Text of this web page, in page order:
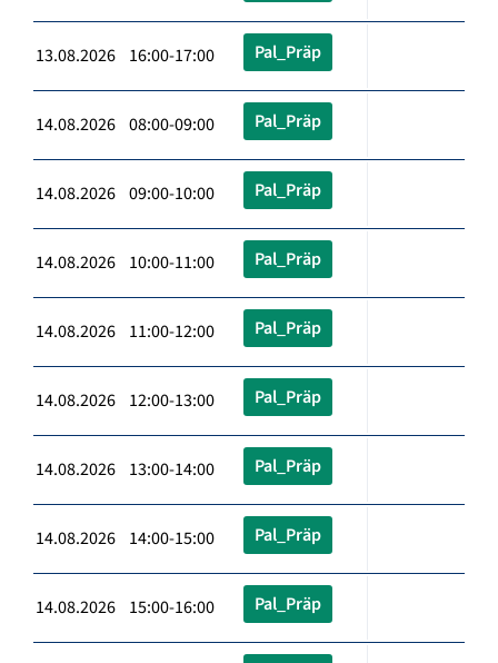
13.08.2026 16:00-17:00 Pal_Präp
14.08.2026 08:00-09:00 Pal_Präp
14.08.2026 09:00-10:00 Pal_Präp
14.08.2026 10:00-11:00 Pal_Präp
14.08.2026 11:00-12:00 Pal_Präp
14.08.2026 12:00-13:00 Pal_Präp
14.08.2026 13:00-14:00 Pal_Präp
14.08.2026 14:00-15:00 Pal_Präp
14.08.2026 15:00-16:00 Pal_Präp